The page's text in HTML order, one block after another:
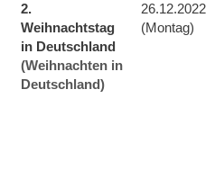
2.
Weihnachtstag
in Deutschland
(Weihnachten in
Deutschland)
26.12.2022
(Montag)